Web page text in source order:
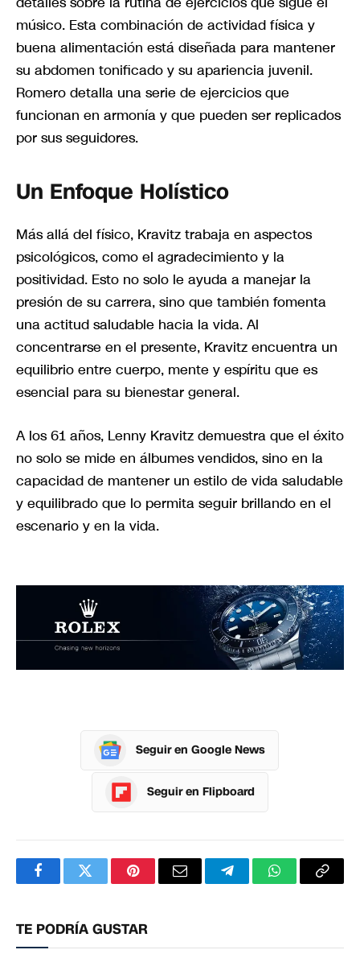
músico. Esta combinación de actividad física y
buena alimentación está diseñada para mantener
su abdomen tonificado y su apariencia juvenil.
Romero detalla una serie de ejercicios que
funcionan en armonía y que pueden ser replicados
por sus seguidores.
Un Enfoque Holístico
Más allá del físico, Kravitz trabaja en aspectos
psicológicos, como el agradecimiento y la
positividad. Esto no solo le ayuda a manejar la
presión de su carrera, sino que también fomenta
una actitud saludable hacia la vida. Al
concentrarse en el presente, Kravitz encuentra un
equilibrio entre cuerpo, mente y espíritu que es
esencial para su bienestar general.
A los 61 años, Lenny Kravitz demuestra que el éxito
no solo se mide en álbumes vendidos, sino en la
capacidad de mantener un estilo de vida saludable
y equilibrado que lo permita seguir brillando en el
escenario y en la vida.
Seguir en Google News
Seguir en Flipboard
FacebookTwitterPinterestCorreoTelegramWhatsApp
TE PODRÍA GUSTAR